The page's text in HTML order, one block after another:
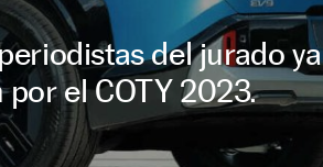
del jurado ya
el COTY 2023.